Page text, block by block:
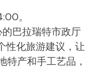
。
巴拉瑞特市政厅
性化旅游建议，让
特产和手工艺品，